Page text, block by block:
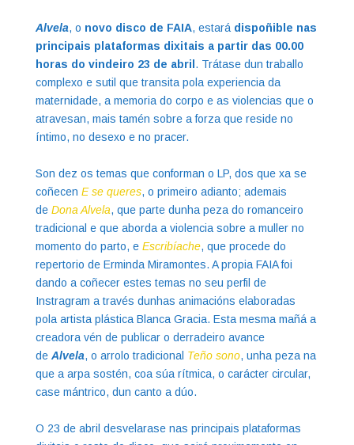
Alvela, o novo disco de FAIA, estará dispoñible nas
principais plataformas dixitais a partir das 00.00
horas do vindeiro 23 de abril . Trátase dun traballo
complexo e sutil que transita pola experiencia da
maternidade, a memoria do corpo e as violencias que o
atravesan, mais tamén sobre a forza que reside no
íntimo, no desexo e no pracer.
Son dez os temas que conforman o LP, dos que xa se
coñecen E se queres, o primeiro adianto; ademais
de Dona Alvela, que parte dunha peza do romanceiro
tradicional e que aborda a violencia sobre a muller no
momento do parto, e Escribíache, que procede do
repertorio de Erminda Miramontes. A propia FAIA foi
dando a coñecer estes temas no seu perfil de
Instragram a través dunhas animacións elaboradas
pola artista plástica Blanca Gracia. Esta mesma mañá a
creadora vén de publicar o derradeiro avance
de Alvela, o arrolo tradicional Teño sono, unha peza na
que a arpa sostén, coa súa rítmica, o carácter circular,
case mántrico, dun canto a dúo.
O 23 de abril desvelarase nas principais plataformas